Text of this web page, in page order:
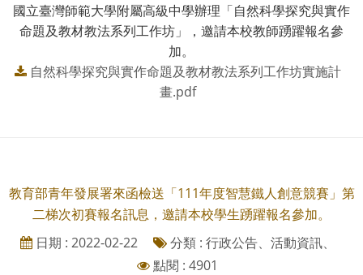
國立臺灣師範大學附屬高級中學辦理「自然科學探究與實作
命題及教材教法系列工作坊」，邀請本校教師踴躍報名參
加。
自然科學探究與實作命題及教材教法系列工作坊實施計
畫.pdf
教育部青年發展署來函檢送「111年度智慧鐵人創意競賽」第
二梯次初賽報名訊息，邀請本校學生踴躍報名參加。
日期 : 2022-02-22
分類 : 行政公告、活動資訊、
點閱 : 4901